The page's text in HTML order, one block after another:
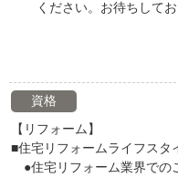
ください。お待ちしてお
資格
【リフォーム】
■住宅リフォームライフスタ
●住宅リフォーム業界での